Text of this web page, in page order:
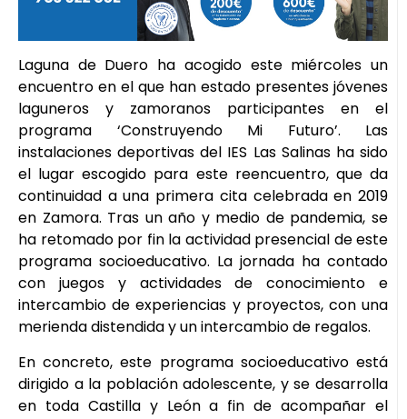
Laguna de Duero ha acogido este miércoles un
encuentro en el que han estado presentes jóvenes
laguneros y zamoranos participantes en el
programa ‘Construyendo Mi Futuro’. Las
instalaciones deportivas del IES Las Salinas ha sido
el lugar escogido para este reencuentro, que da
continuidad a una primera cita celebrada en 2019
en Zamora. Tras un año y medio de pandemia, se
ha retomado por fin la actividad presencial de este
programa socioeducativo. La jornada ha contado
con juegos y actividades de conocimiento e
intercambio de experiencias y proyectos, con una
merienda distendida y un intercambio de regalos.
En concreto, este programa socioeducativo está
dirigido a la población adolescente, y se desarrolla
en toda Castilla y León a fin de acompañar el